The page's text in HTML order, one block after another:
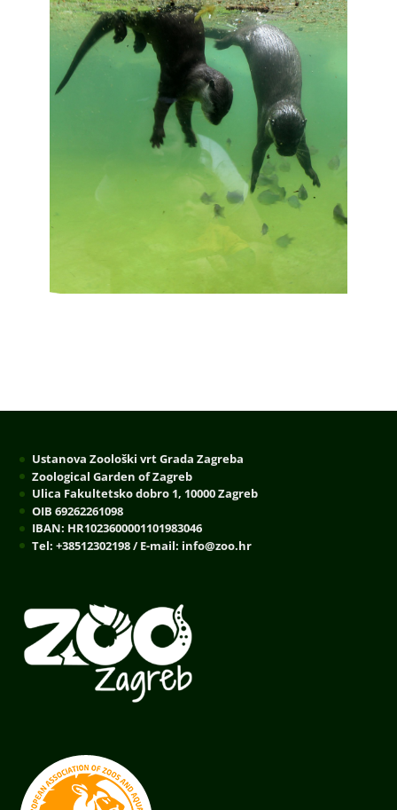
Ustanova Zoološki vrt Grada Zagreba
Zoological Garden of Zagreb
Ulica Fakultetsko dobro 1, 10000 Zagreb
OIB 69262261098
IBAN: HR1023600001101983046
Tel: +38512302198 / E-mail: info@zoo.hr